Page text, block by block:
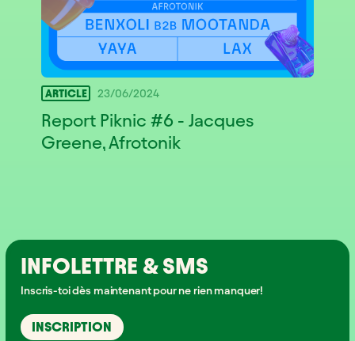
ARTICLE 23/06/2024
Report Piknic #6 - Jacques
Greene, Afrotonik
INFOLETTRE & SMS
Inscris-toi dès maintenant pour ne rien manquer!
INSCRIPTION